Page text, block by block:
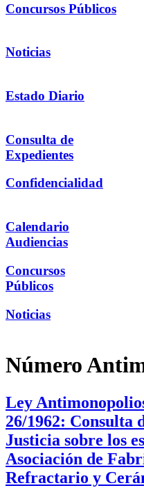
Concursos Públicos
Noticias
Estado Diario
Consulta de
Expedientes
Confidencialidad
Calendario
Audiencias
Concursos
Públicos
Noticias
Número
Ley
26/1962: Consulta
Justicia sobre los
Asociación de
Refractario y